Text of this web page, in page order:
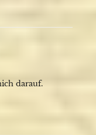
darauf.